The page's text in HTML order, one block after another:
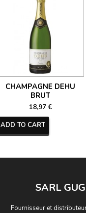
CHAMPAGNE DEHU
BRUT
18,97 €
ADD TO CART
SARL
Fournisseur et